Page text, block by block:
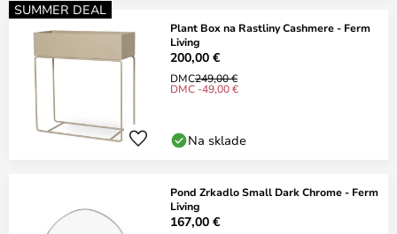
SUMMER DEAL
Plant Box na Rastliny Cashmere - Ferm
Living
200,00 €
DMC249,00 €
DMC -49,00 €
Na sklade
Pond Zrkadlo Small Dark Chrome - Ferm
Living
167,00 €